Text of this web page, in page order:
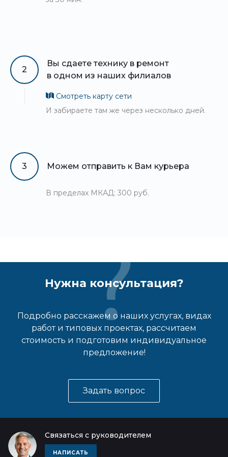
2
Вы сдаете технику в ремонт
в одном из наших филиалов
Смотреть карту сети
И забираете там же через несколько дней.
3 Можем отправить к Вам курьера
В пределах МКАД: 300 руб.
Нужна консультация?
Подробно расскажем о наших услугах, видах
работ и типовых проектах, рассчитаем
стоимость и подготовим индивидуальное
предложение!
Задать вопрос
Связаться с руководителем
НАПИСАТЬ